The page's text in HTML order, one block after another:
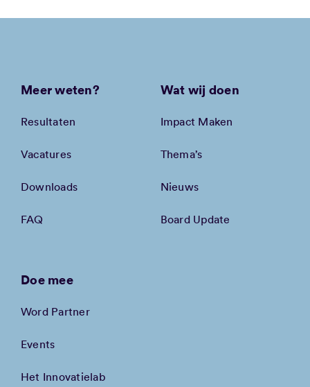
Meer weten?
Resultaten
Vacatures
Downloads
FAQ
Wat wij doen
Impact Maken
Thema’s
Nieuws
Board Update
Doe mee
Word Partner
Events
Het Innovatielab